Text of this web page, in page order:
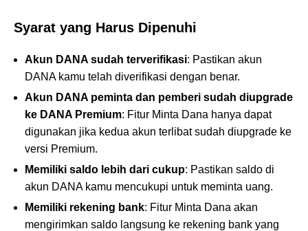
Syarat yang Harus Dipenuhi
Akun DANA sudah terverifikasi: Pastikan akun
DANA kamu telah diverifikasi dengan benar.
Akun DANA peminta dan pemberi sudah diupgrade
ke DANA Premium: Fitur Minta Dana hanya dapat
digunakan jika kedua akun terlibat sudah diupgrade ke
versi Premium.
Memiliki saldo lebih dari cukup: Pastikan saldo di
akun DANA kamu mencukupi untuk meminta uang.
Memiliki rekening bank: Fitur Minta Dana akan
mengirimkan saldo langsung ke rekening bank yang